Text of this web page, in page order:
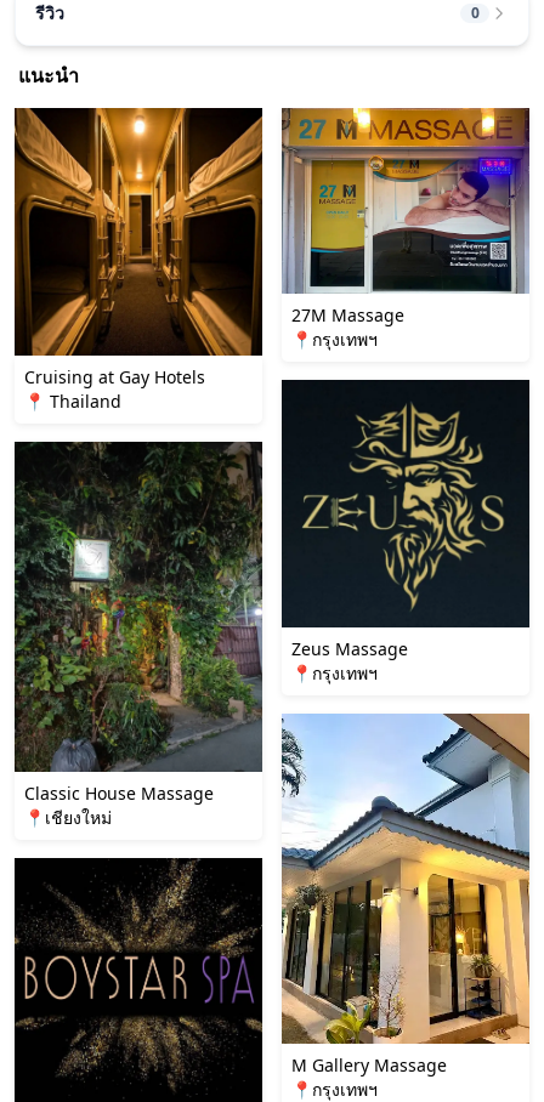
รีวิว 0
แนะนำ
Cruising at Gay Hotels
📍 Thailand
Classic House Massage
📍เชียงใหม่
27M Massage
📍กรุงเทพฯ
Zeus Massage
📍กรุงเทพฯ
M Gallery Massage
📍กรุงเทพฯ